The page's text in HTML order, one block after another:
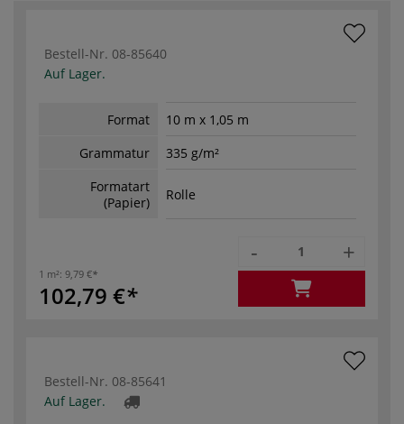
Bestell-Nr. 08-85640
Auf Lager.
Format
10 m x 1,05 m
Grammatur
335 g/m²
Formatart
(Papier)
Rolle
1 m²: 9,79 €
102,79 €
- +
Bestell-Nr. 08-85641
Auf Lager.